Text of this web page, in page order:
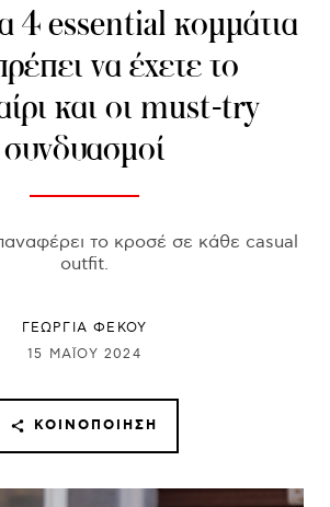
4 essential κομμάτια
να έχετε το
και οι must-try
συνδυασμοί
το κροσέ σε κάθε casual
outfit.
ΓΕΩΡΓΙΑ ΦΕΚΟΥ
15 ΜΑΪ́ΟΥ 2024
ΚΟΙΝΟΠΟΊΗΣΗ